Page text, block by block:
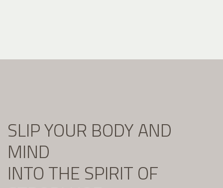
SLIP YOUR BODY AND
MIND
INTO THE SPIRIT OF